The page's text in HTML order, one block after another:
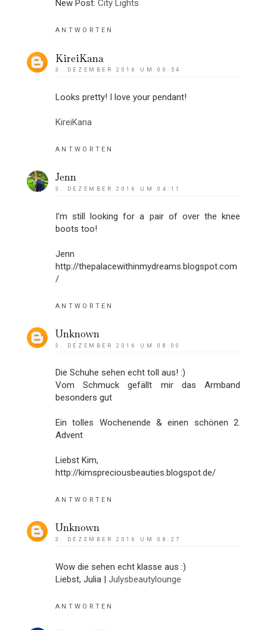
New Post: City Lights
ANTWORTEN
KireiKana
3. DEZEMBER 2016 UM 00:54
Looks pretty! I love your pendant!
KireiKana
ANTWORTEN
Jenn
3. DEZEMBER 2016 UM 04:11
I'm still looking for a pair of over the knee
boots too!
Jenn
http://thepalacewithinmydreams.blogspot.com
/
ANTWORTEN
Unknown
3. DEZEMBER 2016 UM 08:00
Die Schuhe sehen echt toll aus! :)
Vom Schmuck gefällt mir das Armband
besonders gut
Ein tolles Wochenende & einen schönen 2.
Advent
Liebst Kim,
http://kimspreciousbeauties.blogspot.de/
ANTWORTEN
Unknown
3. DEZEMBER 2016 UM 08:27
Wow die sehen echt klasse aus :)
Liebst, Julia | Julysbeautylounge
ANTWORTEN